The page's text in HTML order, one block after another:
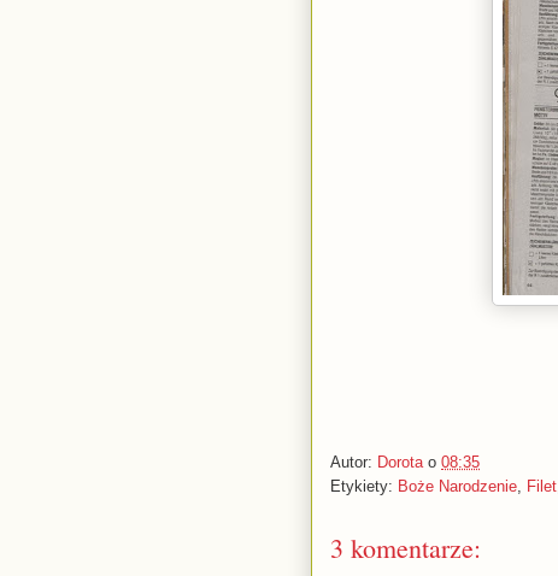
Autor: Dorota o 08:35
Etykiety: Boże Narodzenie Filet
3 komentarze: